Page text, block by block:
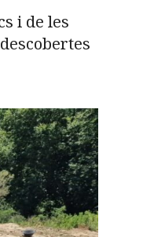
i de les